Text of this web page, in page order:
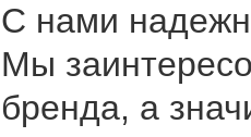
С нами
Мы
бренда, а